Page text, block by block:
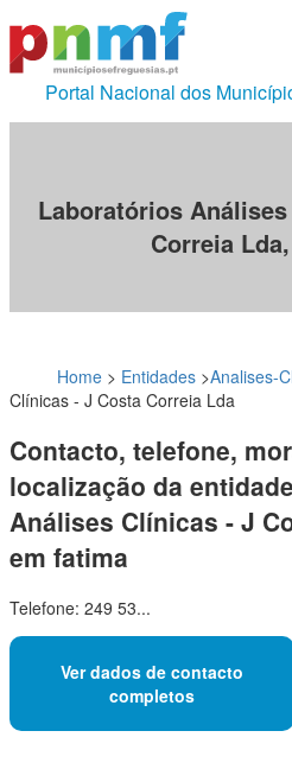
Portal Nacional dos
Laboratórios
Correia
Home > Entidades >Analises-
Clínicas - J Costa Correia Lda
Contacto, telefone,
localização da
Análises Clínicas - J
em fatima
Telefone: 249 53...
Ver dados de contacto
completos